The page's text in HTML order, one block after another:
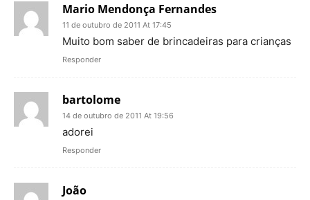
Mario Mendonça Fernandes
11 de outubro de 2011 At 17:45
Muito bom saber de brincadeiras para crianças
Responder
bartolome
14 de outubro de 2011 At 19:56
adorei
Responder
João